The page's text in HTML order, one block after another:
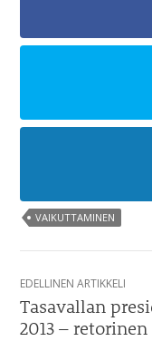
VAIKUTTAMINEN
Artikkelien
selaus
EDELLINEN ARTIKKELI
Tasavallan
2013 –